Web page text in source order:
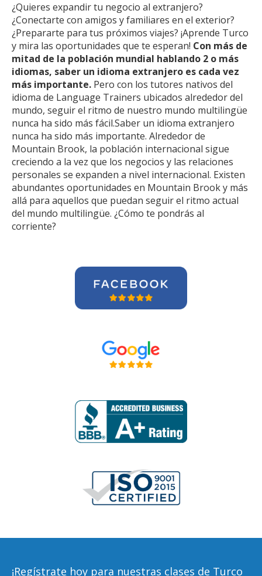
¿Quieres expandir tu negocio al extranjero?
¿Conectarte con amigos y familiares en el exterior?
¿Prepararte para tus próximos viajes? ¡Aprende Turco
y mira las oportunidades que te esperan! Con más de
mitad de la población mundial hablando 2 o más
idiomas, saber un idioma extranjero es cada vez
más importante. Pero con los tutores nativos del
idioma de Language Trainers ubicados alrededor del
mundo, seguir el ritmo de nuestro mundo multilingüe
nunca ha sido más fácil.Saber un idioma extranjero
nunca ha sido más importante. Alrededor de
Mountain Brook, la población internacional sigue
creciendo a la vez que los negocios y las relaciones
personales se expanden a nivel internacional. Existen
abundantes oportunidades en Mountain Brook y más
allá para aquellos que puedan seguir el ritmo actual
del mundo multilingüe. ¿Cómo te pondrás al
corriente?
¡Regístrate hoy para nuestras clases de Turco